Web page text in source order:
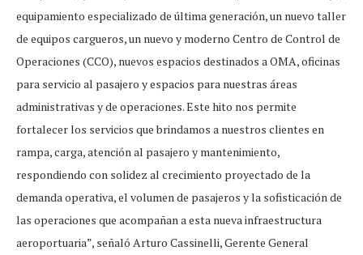
equipamiento especializado de última generación, un nuevo taller
de equipos cargueros, un nuevo y moderno Centro de Control de
Operaciones (CCO), nuevos espacios destinados a OMA, oficinas
para servicio al pasajero y espacios para nuestras áreas
administrativas y de operaciones. Este hito nos permite
fortalecer los servicios que brindamos a nuestros clientes en
rampa, carga, atención al pasajero y mantenimiento,
respondiendo con solidez al crecimiento proyectado de la
demanda operativa, el volumen de pasajeros y la sofisticación de
las operaciones que acompañan a esta nueva infraestructura
aeroportuaria”, señaló Arturo Cassinelli, Gerente General